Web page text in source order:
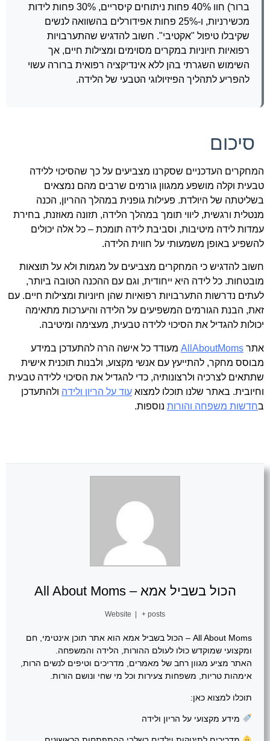
ברור) חוו 40% פחות ניתוחים קיסריים, 30% פחות לידות
מכשירניות, ו-25% פחות אפידורלים בהשוואה לנשים
שקיבלו טיפול "אקטיבי". חשוב להדגיש שהתערבויות
רפואיות חיוניות במקרים מסוימים ומצילות חיים, אך
השימוש השגרתי בהן ללא אינדיקציה רפואית ברורה עשוי
להפריע לתהליך הפיזיולוגי הטבעי של הלידה.
סיכום
המחקרים העדכניים שסקרנו מצביעים על כך שהסיכוי ללידה
טבעית וקלה מושפע ממגוון גורמים שרבים מהם נמצאים
בשליטתה של היולדת. פעילות גופנית במהלך ההריון, הכנה
מנטלית ורגשית, ליווי תומך במהלך הלידה, תזונה מאוזנת, בחירת
עמדות לידה מיטיבות, וסביבת לידה תומכת – כל אלה יכולים
להשפיע באופן משמעותי על חווית הלידה.
חשוב להדגיש כי המחקרים מצביעים על מגמות ולא על תוצאות
מובטחות. כל לידה היא ייחודית, וגם עם ההכנה הטובה ביותר,
לעתים נדרשות התערבויות רפואיות שהן חיוניות ומצילות חיים. עם
זאת, הבנת הגורמים המשפיעים על הלידה והיערכות מתאימה
יכולות להגדיל את הסיכוי ללידה טבעית, מעצימה ומיטיבה.
אתר AllAboutMoms מעודד כל אישה הרה להתעדכן במידע
מבוסס מחקר, להתייעץ עם אנשי מקצוע, ולבנות תוכנית אישית
שתתאים לצרכיה ולרצונותיה, כדי להגדיל את הסיכוי ללידה טבעית
וחיובית. באתר שלנו תוכלו למצוא עוד על הריון ולידה ולהתעדכן
בחדשות משפחה והורות נוספות.
הכול בשביל אמא – All About Moms
Website + posts
All About Moms – הכול בשביל אמא הוא אתר תוכן אינטימי, חם
ומקצועי שמוקדש כולו לעולם ההורות, הלידה והמשפחה.
האתר מציע מגוון רחב של מאמרים, מדריכים וטיפים לנשים הרות,
אימהות טריות, משפחות צעירות וכל מי שחי ונושם הורות.
תוכלו למצוא כאן:
מידע מקצועי על הריון ולידה